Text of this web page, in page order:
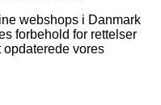
webshops i Danmark
forbehold for rettelser
vores